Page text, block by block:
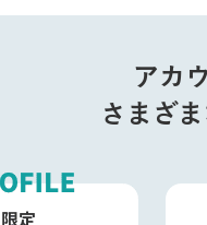
アカ
さまざ